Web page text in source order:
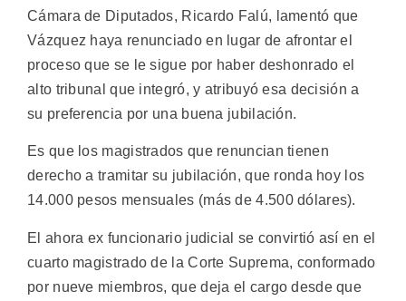
Cámara de Diputados, Ricardo Falú, lamentó que
Vázquez haya renunciado en lugar de afrontar el
proceso que se le sigue por haber deshonrado el
alto tribunal que integró, y atribuyó esa decisión a
su preferencia por una buena jubilación.
Es que los magistrados que renuncian tienen
derecho a tramitar su jubilación, que ronda hoy los
14.000 pesos mensuales (más de 4.500 dólares).
El ahora ex funcionario judicial se convirtió así en el
cuarto magistrado de la Corte Suprema, conformado
por nueve miembros, que deja el cargo desde que